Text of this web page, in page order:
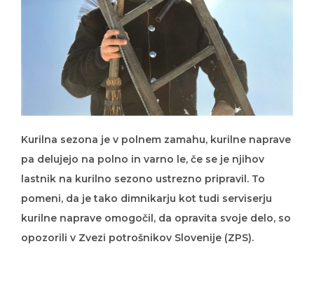
pa delujejo na polno in varno le, če se je njihov
lastnik na kurilno sezono ustrezno pripravil. To
pomeni, da je tako dimnikarju kot tudi serviserju
kurilne naprave omogočil, da opravita svoje delo, so
opozorili v Zvezi potrošnikov Slovenije (ZPS).